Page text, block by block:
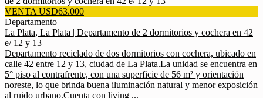
VENTA USD63.000
Departamento
La Plata, La Plata | Departamento de 2 dormitorios y cochera en 42
e/ 12 y 13
Departamento reciclado de dos dormitorios con cochera, ubicado en
calle 42 entre 12 y 13, ciudad de La Plata.La unidad se encuentra en
5° piso al contrafrente, con una superficie de 56 m² y orientación
noreste, lo que brinda buena iluminación natural y menor exposición
al ruido urbano.Cuenta con living ...